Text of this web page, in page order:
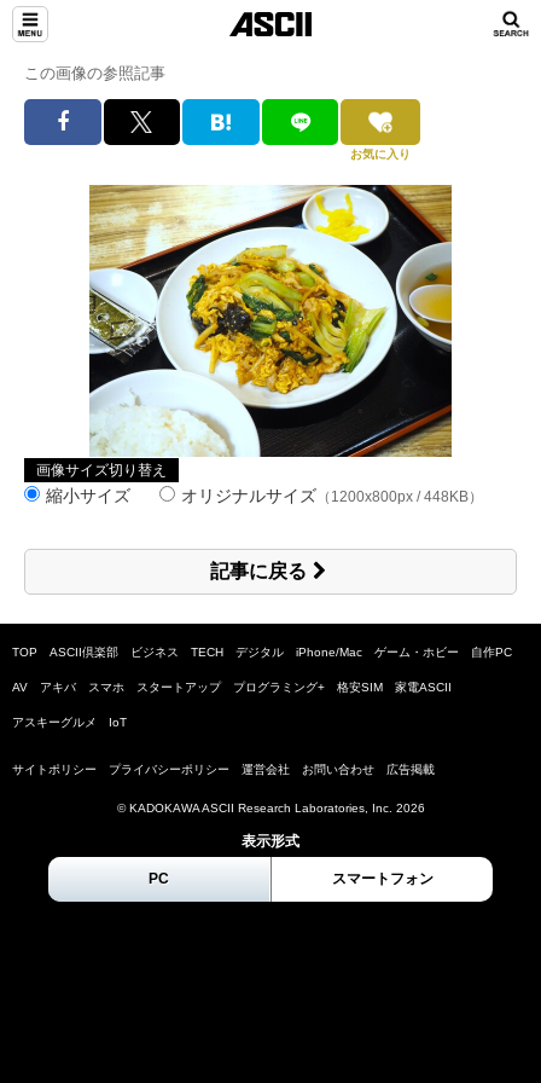
この画像の参照記事
お気に入り
画像サイズ切り替え
縮小サイズ オリジナルサイズ （1200x800px / 448KB）
記事に戻る
TOP ASCII倶楽部 ビジネス TECH デジタル iPhone/Mac ゲーム・ホビー 自作PC
AV アキバ スマホ スタートアップ プログラミング+ 格安SIM 家電ASCII
アスキーグルメ IoT
サイトポリシー プライバシーポリシー 運営会社 お問い合わせ 広告掲載
© KADOKAWA ASCII Research Laboratories, Inc. 2026
表示形式
PC スマートフォン